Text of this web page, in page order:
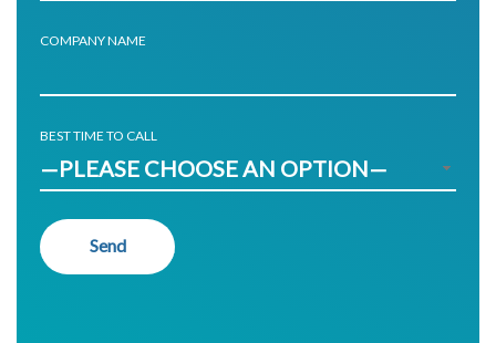
COMPANY NAME
BEST TIME TO CALL
—PLEASE CHOOSE AN OPTION—